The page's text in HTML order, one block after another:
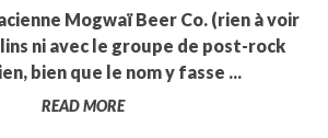
Mogwaï Beer Co. (rien à voir
ni avec le groupe de post-rock
bien que le nom y fasse ...
READ MORE